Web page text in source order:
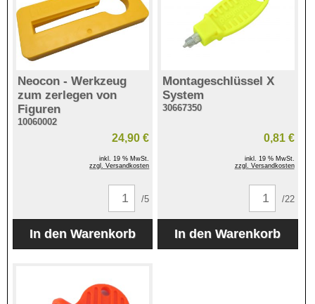
Neocon - Werkzeug
zum zerlegen von
Figuren
10060002
24,90 €
inkl. 19 % MwSt.
zzgl. Versandkosten
/5
Montageschlüssel X
System
30667350
0,81 €
inkl. 19 % MwSt.
zzgl. Versandkosten
/22